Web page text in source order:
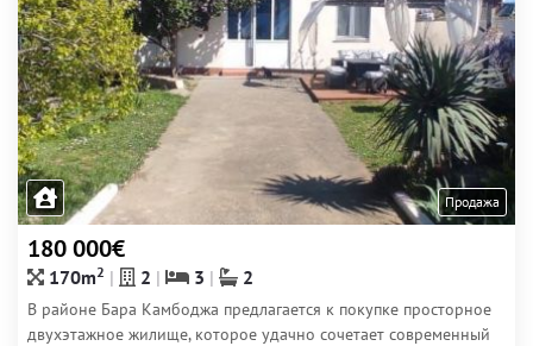
Продажа
180 000€
170m2 2 3 2
В районе Бара Камбоджа предлагается к покупке просторное
двухэтажное жилище, которое удачно сочетает современный